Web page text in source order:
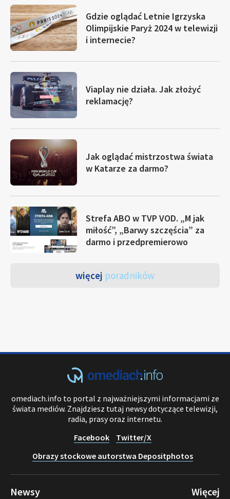
Gdzie oglądać Letnie Igrzyska
Olimpijskie Paryż 2024 w telewizji
i internecie?
Viaplay nie działa. Jak złożyć
reklamację?
Jak oglądać mistrzostwa świata
w Katarze za darmo?
Strefa ABO w TVP VOD. „M jak
miłość”, „Barwy szczęścia” za
darmo i przedpremierowo
więcej poradników
omediach.info to portal z najważniejszymi informacjami ze
świata mediów. Znajdziesz tutaj newsy dotyczące telewizji,
radia, prasy oraz internetu.
Facebook
Twitter/X
Obrazy stockowe autorstwa Depositphotos
Newsy Więcej